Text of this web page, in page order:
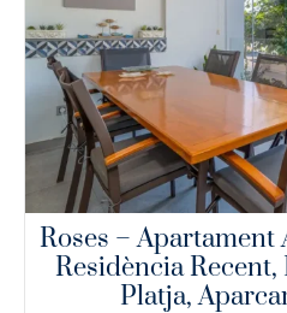
Roses – Apartament
Residència
Platja,